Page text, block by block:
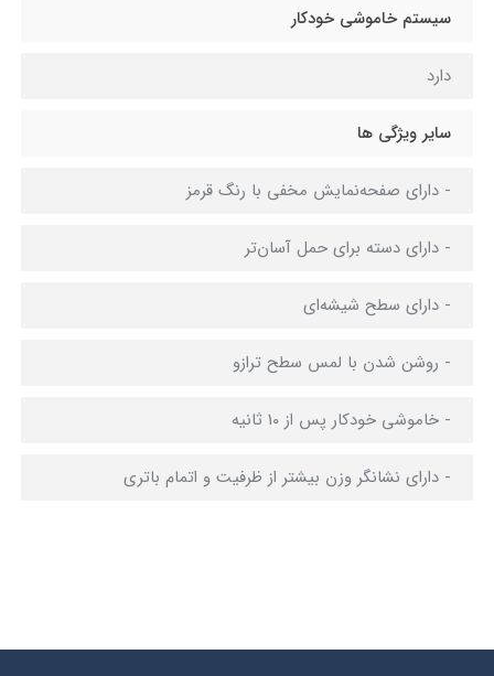
سیستم خاموشی خودکار
دارد
سایر ویژگی ها
- دارای صفحه‌نمایش مخفی با رنگ قرمز
- دارای دسته‌ برای حمل آسان‌تر
- دارای سطح شیشه‌ای
- روشن شدن با لمس سطح ترازو
- خاموشی خودکار پس از 10 ثانیه
- دارای نشانگر وزن بیشتر از ظرفیت و اتمام باتری